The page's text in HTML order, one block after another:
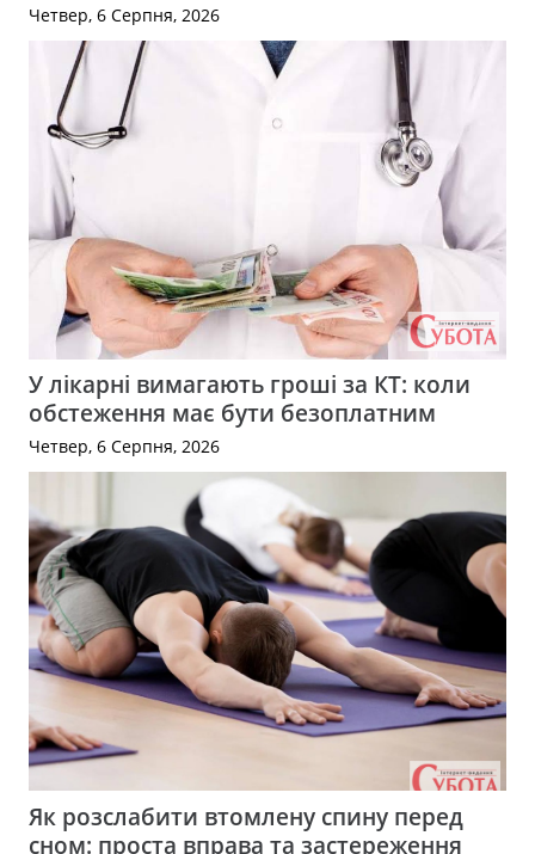
Четвер, 6 Серпня, 2026
У лікарні вимагають гроші за КТ: коли
обстеження має бути безоплатним
Четвер, 6 Серпня, 2026
Як розслабити втомлену спину перед
сном: проста вправа та застереження